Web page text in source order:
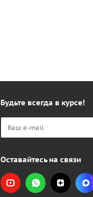
Будьте всегда в курсе!
Оставайтесь на связи